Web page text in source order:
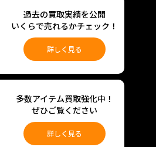
過去の買取実績を公開
いくらで売れるかチェック！
詳しく見る
多数アイテム買取強化中！
ぜひご覧ください
詳しく見る